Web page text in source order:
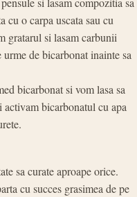
cu o carpa uscata sau cu
gratarul si lasam carbunii
de bicarbonat inainte sa
bicarbonat si vom lasa sa
bicarbonatul cu apa
sa curate aproape orice.
cu succes grasimea de pe